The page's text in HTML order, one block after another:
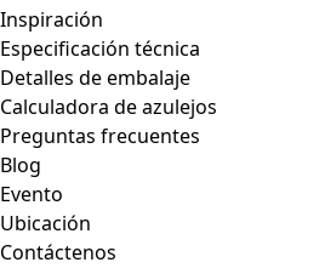
Inspiración
Especificación técnica
Detalles de embalaje
Calculadora de azulejos
Preguntas frecuentes
Blog
Evento
Ubicación
Contáctenos